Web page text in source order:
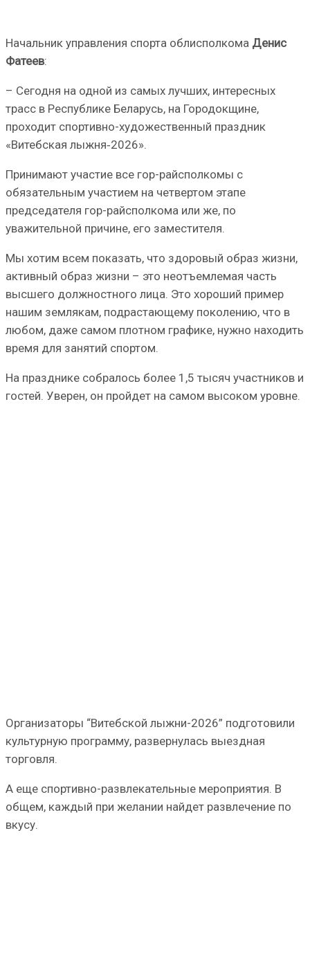
Начальник управления спорта облисполкома Денис
Фатеев:
– Сегодня на одной из самых лучших, интересных
трасс в Республике Беларусь, на Городокщине,
проходит спортивно-художественный праздник
«Витебская лыжня‐2026».
Принимают участие все гор-райсполкомы с
обязательным участием на четвертом этапе
председателя гор-райсполкома или же, по
уважительной причине, его заместителя.
Мы хотим всем показать, что здоровый образ жизни,
активный образ жизни – это неотъемлемая часть
высшего должностного лица. Это хороший пример
нашим землякам, подрастающему поколению, что в
любом, даже самом плотном графике, нужно находить
время для занятий спортом.
На празднике собралось более 1,5 тысяч участников и
гостей. Уверен, он пройдет на самом высоком уровне.
Организаторы “Витебской лыжни-2026” подготовили
культурную программу, развернулась выездная
торговля.
А еще спортивно-развлекательные мероприятия. В
общем, каждый при желании найдет развлечение по
вкусу.